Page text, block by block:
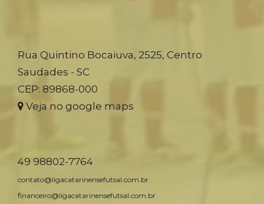
Rua Quintino Bocaiuva, 2525, Centro
Saudades - SC
CEP: 89868-000
Veja no google maps
49 98802-7764
contato@ligacatarinensefutsal.com.br
financeiro@ligacatarinensefutsal.com.br